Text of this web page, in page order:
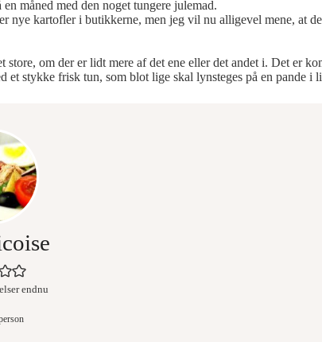
måned med den noget tungere julemad.
nye kartofler i butikkerne, men jeg vil nu alligevel mene, at
om der er lidt mere af det ene eller det andet i. Det er
et stykke frisk tun, som blot lige skal lynsteges på en pande i
endnu